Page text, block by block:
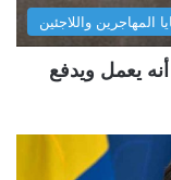
المهاجرين واللاجئين
يعمل ويدفع